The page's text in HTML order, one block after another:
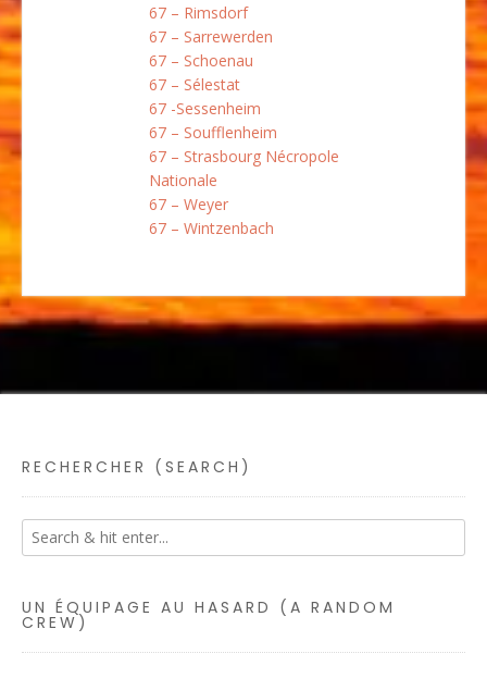
67 – Rimsdorf
67 – Sarrewerden
67 – Schoenau
67 – Sélestat
67 -Sessenheim
67 – Soufflenheim
67 – Strasbourg Nécropole
Nationale
67 – Weyer
67 – Wintzenbach
RECHERCHER (SEARCH)
UN ÉQUIPAGE AU HASARD (A RANDOM
CREW)